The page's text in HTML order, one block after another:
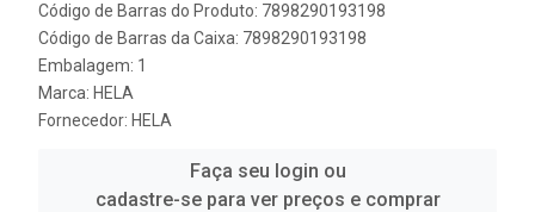
Código de Barras do Produto: 7898290193198
Código de Barras da Caixa: 7898290193198
Embalagem: 1
Marca: HELA
Fornecedor: HELA
Faça seu login ou
cadastre-se para ver preços e comprar